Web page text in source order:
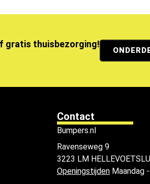
gratis thuisbezorging!
Contact
Bumpers.nl
Ravenseweg 9
3223 LM
OpeningstijdenMaandag